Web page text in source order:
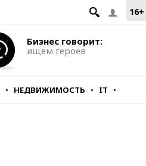
16+
Бизнес говорит:
ищем героев
НЕДВИЖИМОСТЬ IT